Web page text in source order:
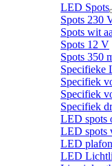
LED Spots
Spots 230
Spots wit
Spots 12 V
Spots 350
Specifieke
Specifiek
Specifiek
Specifiek
LED spots
LED spots
LED
LED